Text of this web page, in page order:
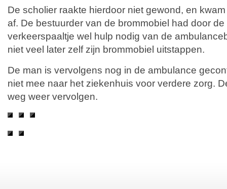
De scholier raakte hierdoor niet gewond, en
af. De bestuurder van de brommobiel had door
verkeerspaaltje wel hulp nodig van de
niet veel later zelf zijn brommobiel uitstappen.
De man is vervolgens nog in de ambulance
niet mee naar het ziekenhuis voor verdere zorg.
weg weer vervolgen.